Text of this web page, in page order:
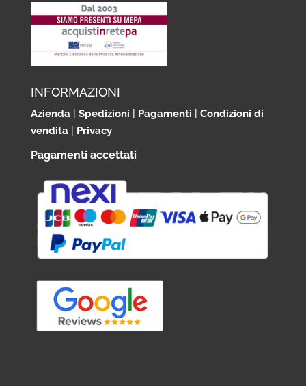
INFORMAZIONI
Azienda| Spedizioni Pagamenti
Condizioni di
vendita| Privacy
Pagamenti accettati